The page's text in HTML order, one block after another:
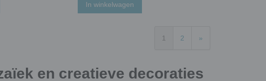
In winkelwagen
1 2 »
en creatieve decoraties